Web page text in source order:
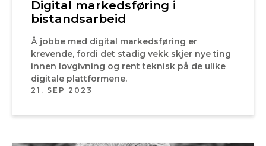
Digital markedsføring i
bistandsarbeid
Å jobbe med digital markedsføring er
krevende, fordi det stadig vekk skjer nye ting
innen lovgivning og rent teknisk på de ulike
digitale plattformene.
21. SEP 2023